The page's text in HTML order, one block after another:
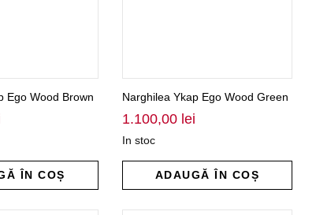
Ego Wood Brown
ÎN COȘ
Narghilea Ykap Ego Wood Green
1.100,00 lei
In stoc
ADAUGĂ ÎN COȘ